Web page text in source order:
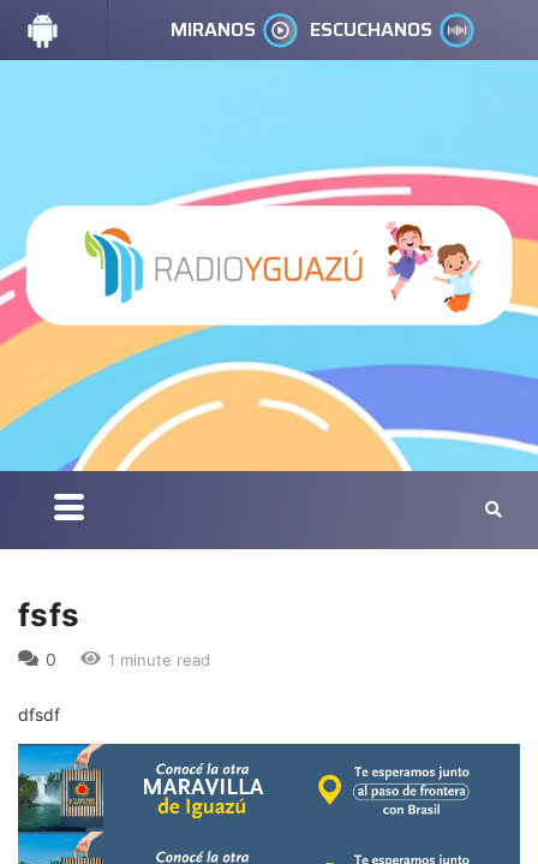
MIRANOS ESCUCHANOS
fsfs
0 1 minute read
dfsdf